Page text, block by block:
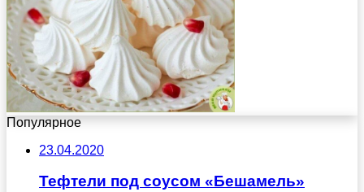
Популярное
23.04.2020
Тефтели под соусом «Бешамель»